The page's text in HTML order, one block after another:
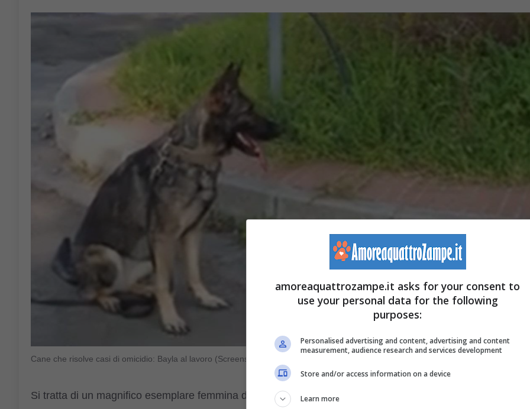
Cane che risolve casi di omicidio: Bayla al lavoro (Screenshot Video Youtube@armadeicarabinieri-amoreaquattrozampe.it)
Si tratta di un magnifico esemplare femmina di razzaPastore tedesco
amoreaquattrozampe.it asks for your consent to
use your personal data for the following
purposes:
Personalised advertising and content, advertising and content
measurement, audience research and services development
Store and/or access information on a device
Learn more